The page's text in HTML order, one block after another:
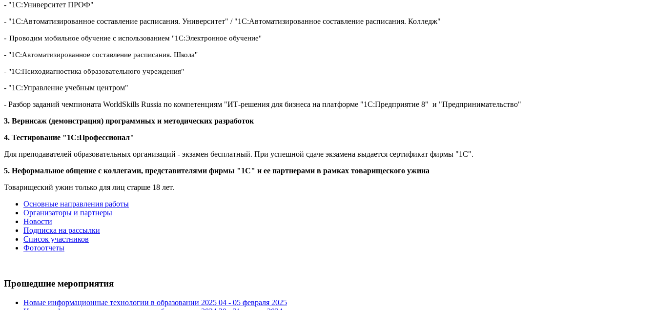
- "1С:Университет ПРОФ"
- "1С:Автоматизированное составление расписания. Университет" / "1С:Автоматизированное составление расписания. Колледж"
- Проводим мобильное обучение с использованием "1С:Электронное обучение"
- "1С:Автоматизированное составление расписания. Школа"
- "1С:Психодиагностика образовательного учреждения"
- "1С:Управление учебным центром"
- Разбор заданий чемпионата WorldSkills Russia по компетенциям "ИТ-решения для бизнеса на платформе "1С:Предприятие 8" и "Предпринимательство"
3. Вернисаж (демонстрация) программных и методических разработок
4. Тестирование "1С:Профессионал"
Для преподавателей образовательных организаций - экзамен бесплатный. При успешной сдаче экзамена выдается сертификат фирмы "1С".
5. Неформальное общение с коллегами, представителями фирмы "1С" и ее партнерами в рамках товарищеского ужина
Товарищеский ужин только для лиц старше 18 лет.
Основные направления работы
Организаторы и партнеры
Новости
Подписка на рассылки
Список участников
Фотоотчеты
Прошедшие мероприятия
Новые информационные технологии в образовании 2025 04 - 05 февраля 2025